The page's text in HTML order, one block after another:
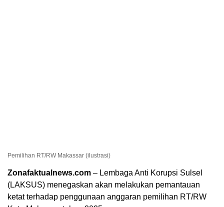
Pemilihan RT/RW Makassar (ilustrasi)
Zonafaktualnews.com – Lembaga Anti Korupsi Sulsel
(LAKSUS) menegaskan akan melakukan pemantauan
ketat terhadap penggunaan anggaran pemilihan RT/RW